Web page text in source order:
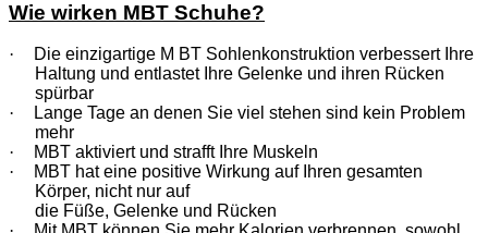
Wie wirken MBT Schuhe?
·
Die einzigartige M BT Sohlenkonstruktion verbessert Ihre
Haltung und entlastet Ihre Gelenke und ihren Rücken
spürbar
·
Lange Tage an denen Sie viel stehen sind kein Problem
mehr
·
MBT aktiviert und strafft Ihre Muskeln
·
MBT hat eine positive Wirkung auf Ihren gesamten
Körper, nicht nur auf
die Füße, Gelenke und Rücken